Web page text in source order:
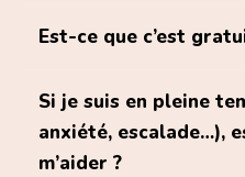
prendre de quoi noter
Est-ce que c’est
offerte
Si je suis en pleine
anxiété, escalade…),
m’aider ?